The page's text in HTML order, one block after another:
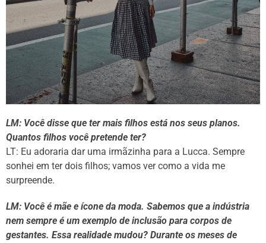
LM: Você disse que ter mais filhos está nos seus planos.
Quantos filhos você pretende ter?
LT: Eu adoraria dar uma irmãzinha para a Lucca. Sempre
sonhei em ter dois filhos; vamos ver como a vida me
surpreende.
LM: Você é mãe e ícone da moda. Sabemos que a indústria
nem sempre é um exemplo de inclusão para corpos de
gestantes. Essa realidade mudou? Durante os meses de